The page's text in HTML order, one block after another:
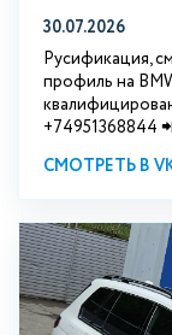
30.07.2026
Русификация,
профиль на
+74951368844
СМОТРЕТЬ В